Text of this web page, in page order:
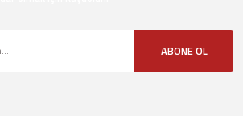
ABONE OL